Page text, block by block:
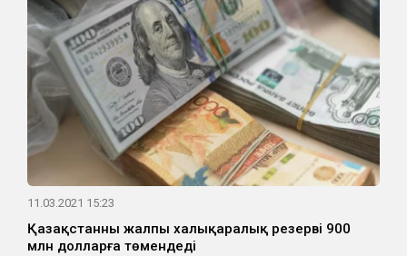
11.03.2021 15:23
Қазақстанның жалпы халықаралық резерві 900
млн долларға төмендеді